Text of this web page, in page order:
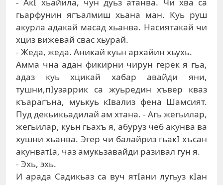
- АкI хьайила, чун дуьз атанва. Чи хва са
гьарфунин ягъалмиш хьана ман. Куь руш
акурла адакай масад хьанва. Насиятакай чи
хциз вижевай свас хьурай.
- Жеда, жеда. Аникай куьн архайин хьухь.
Амма чна адан фикирни чирун герек я гьа,
адаз куь хцикай хабар авайди яни,
тушни,пIузаррик са жуьредин хъвер кваз
къарагъна, муькуь кIвализ фена Шамсият.
Пуд декьикьадилай ам хтана. - Агь жегьилар,
жегьилар, куьн гьахъ я, абуруз чеб акунва ва
хушни хьанва. Эгер чи балайриз гьакI хъсан
акунватIа, чаз амукьзавайди разивал гун я.
- Эхь, эхь.
И арада Садикьаз са вуч ятIани лугьуз кIан